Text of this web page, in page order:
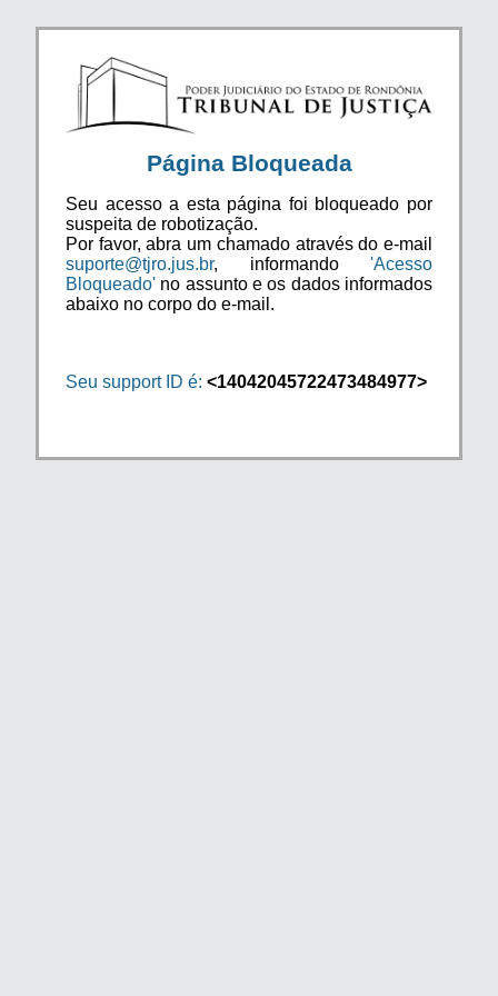
Página Bloqueada
Seu acesso a esta página foi bloqueado por
suspeita de robotização.
Por favor, abra um chamado através do e-mail
suporte@tjro.jus.br, informando 'Acesso
Bloqueado' no assunto e os dados informados
abaixo no corpo do e-mail.
Seu support ID é: <14042045722473484977>